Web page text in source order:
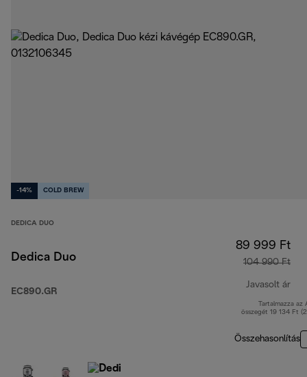
-14% COLD BREW
DEDICA DUO
Dedica Duo
EC890.GR
89 999 Ft
104 990 Ft
Javasolt ár
Tartalmazza az
összegét 19 134 Ft
Összehasonlítás